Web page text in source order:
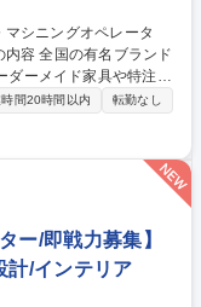
ダーメイド家具や特注什
用マシニングセンター）
いて高度な3D加工プロ
め、自ら加工手法を工
ります。 【施工事例】め
き、石川県立図書館、バ
ケット（阪神梅田本店
間20時間以内
転勤なし
ー/即戦力募集】
計/インテリア